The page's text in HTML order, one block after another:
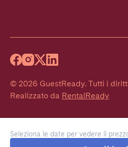
Seleziona le date per vedere il
© 2026 GuestReady. Tutti i
Realizzato da RentalReady